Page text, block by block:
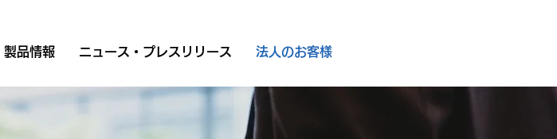
製品情報 ニュース・プレスリリース 法人のお客様